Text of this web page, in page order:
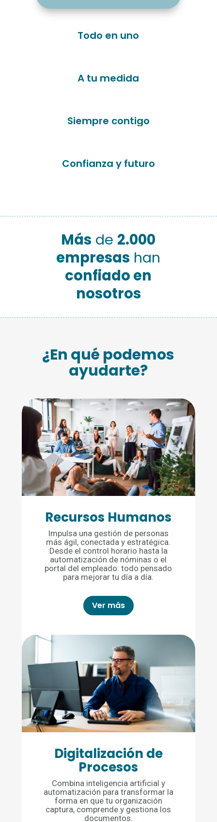
Todo en uno
A tu medida
Siempre contigo
Confianza y futuro
Más de 2.000
empresas han
confiado en
nosotros
¿En qué podemos
ayudarte?
Recursos Humanos
Impulsa una gestión de personas
más ágil, conectada y estratégica.
Desde el control horario hasta la
automatización de nóminas o el
portal del empleado: todo pensado
para mejorar tu día a día.
Ver más
Digitalización de
Procesos
Combina inteligencia artificial y
automatización para transformar la
forma en que tu organización
captura, comprende y gestiona los
documentos.